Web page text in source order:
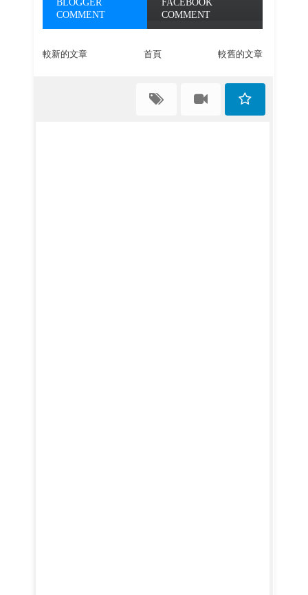
BLOGGER
COMMENT
FACEBOOK
COMMENT
較新的文章 較舊的文章
首頁